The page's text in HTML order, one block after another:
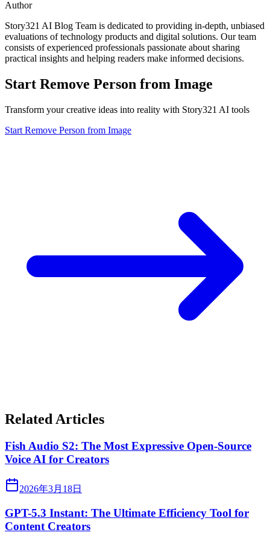
Author
Story321 AI Blog Team is dedicated to providing in-depth, unbiased
evaluations of technology products and digital solutions. Our team
consists of experienced professionals passionate about sharing
practical insights and helping readers make informed decisions.
Start Remove Person from Image
Transform your creative ideas into reality with Story321 AI tools
Start Remove Person from Image
Related Articles
Fish Audio S2: The Most Expressive Open-Source
Voice AI for Creators
2026年3月18日
GPT-5.3 Instant: The Ultimate Efficiency Tool for
Content Creators